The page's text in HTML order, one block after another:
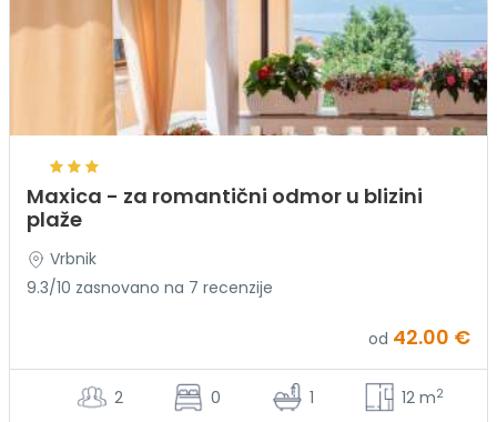
Maxica - za romantični odmor u blizini
plaže
Vrbnik
9.3/10 zasnovano na 7 recenzije
od 42.00 €
2 0 1 12 m2